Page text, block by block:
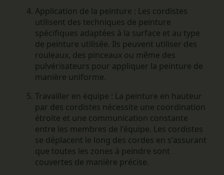
Application de la peinture : Les cordistes
utilisent des techniques de peinture
spécifiques adaptées à la surface et au type
de peinture utilisée. Ils peuvent utiliser des
rouleaux, des pinceaux ou même des
pulvérisateurs pour appliquer la peinture de
manière uniforme.
Travailler en équipe : La peinture en hauteur
par des cordistes nécessite une coordination
étroite et une communication constante
entre les membres de l'équipe. Les cordistes
se déplacent le long des cordes en s'assurant
que toutes les zones à peindre sont
couvertes de manière précise.